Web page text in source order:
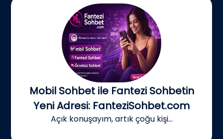
Mobil Sohbet ile Fantezi Sohbetin
Yeni Adresi: FanteziSohbet.com
Açık konuşayım, artık çoğu kişi...